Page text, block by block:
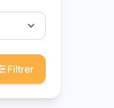
Filtrer